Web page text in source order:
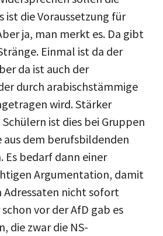
ist die Voraussetzung für
ja, man merkt es. Da gibt
Einmal ist da der
da ist auch der
durch arabischstämmige
wird. Stärker
ist dies bei Gruppen
aus dem berufsbildenden
Es bedarf dann einer
Argumentation, damit
Adressaten nicht sofort
vor der AfD gab es
die zwar die NS-